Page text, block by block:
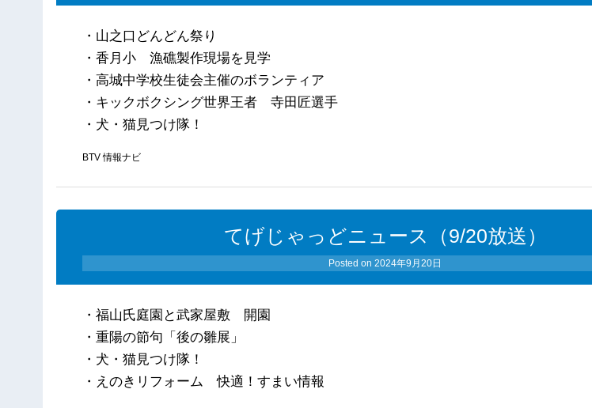
・山之口どんどん祭り
・香月小 漁礁製作現場を見学
・高城中学校生徒会主催のボランティア
・キックボクシング世界王者 寺田匠選手
・犬・猫見つけ隊！
BTV 情報ナビ
てげじゃっどニュース（9/20放送）
Posted on2024年9月20日
・福山氏庭園と武家屋敷 開園
・重陽の節句「後の雛展」
・犬・猫見つけ隊！
・えのきリフォーム 快適！すまい情報